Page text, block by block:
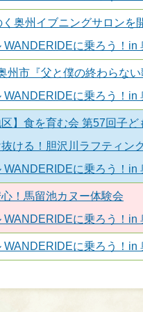
奥州イブニングサロンを
WANDERIDEに乗ろう！in
州市『父と僕の終わらな
WANDERIDEに乗ろう！in
区】食を育む会 第57回子
ける！胆沢川ラフティン
WANDERIDEに乗ろう！in
！馬留池カヌー体験会
WANDERIDEに乗ろう！in
WANDERIDEに乗ろう！in